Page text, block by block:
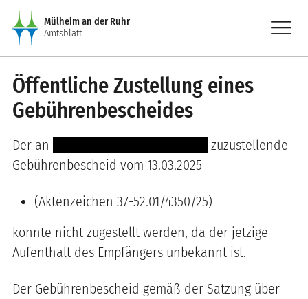
Direkt zum Inhalt
Mülheim an der Ruhr
Amtsblatt
menu
Öffentliche Zustellung eines
Gebührenbescheides
Der an
zuzustellende
Gebührenbescheid vom 13.03.2025
(Aktenzeichen 37-52.01/4350/25)
konnte nicht zugestellt werden, da der jetzige
Aufenthalt des Empfängers unbekannt ist.
Der Gebührenbescheid gemäß der Satzung über